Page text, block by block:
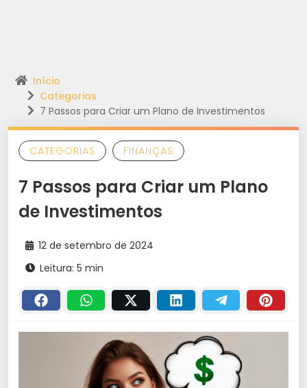
Início
Categorias
7 Passos para Criar um Plano de Investimentos
CATEGORIAS FINANÇAS
7 Passos para Criar um Plano
de Investimentos
12 de setembro de 2024
Leitura: 5 min